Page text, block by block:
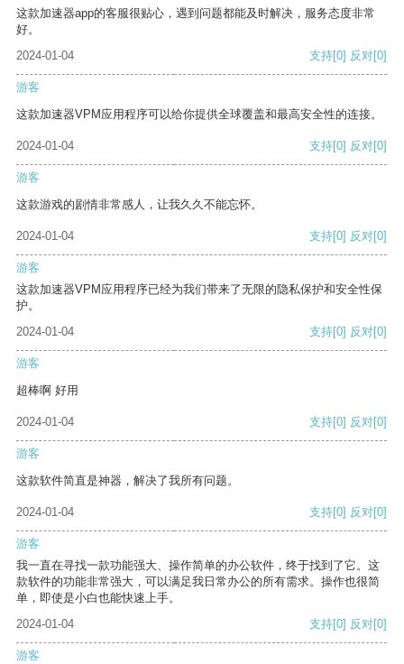
这款加速器app的客服很贴心，遇到问题都能及时解决，服务态度非常
好。
2024-01-04
支持[0] 反对[0]
游客
这款加速器VPM应用程序可以给你提供全球覆盖和最高安全性的连接。
2024-01-04 支持[0] 反对[0]
游客
这款游戏的剧情非常感人，让我久久不能忘怀。
2024-01-04 支持[0] 反对[0]
游客
这款加速器VPM应用程序已经为我们带来了无限的隐私保护和安全性保
护。
2024-01-04
支持[0] 反对[0]
游客
超棒啊 好用
2024-01-04 支持[0] 反对[0]
游客
这款软件简直是神器，解决了我所有问题。
2024-01-04 支持[0] 反对[0]
游客
我一直在寻找一款功能强大、操作简单的办公软件，终于找到了它。这
款软件的功能非常强大，可以满足我日常办公的所有需求。操作也很简
单，即使是小白也能快速上手。
2024-01-04
支持[0] 反对[0]
游客